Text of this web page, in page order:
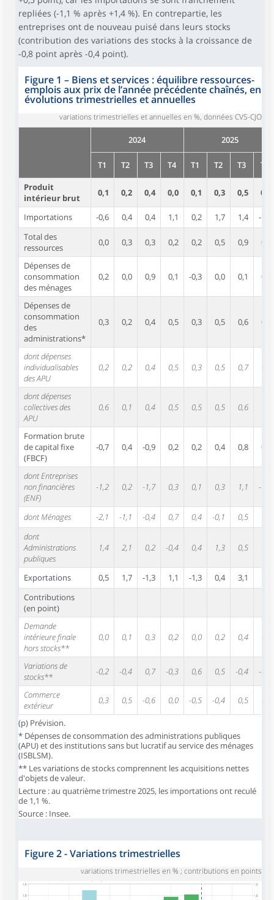
repliées (-1,1 % après +1,4 %). En contrepartie, les
entreprises ont de nouveau puisé dans leurs stocks
(contribution des variations des stocks à la croissance de
-0,8 point après -0,4 point).
Figure 1 – Biens et services : équilibre ressources-
emplois aux prix de l’année précédente chaînés, en
évolutions trimestrielles et annuelles
variations trimestrielles et annuelles en %, données CVS-CJO
2024 2025
T1 T2 T3 T4 T1 T2 T3
T4
Produit
intérieur brut
0,1 0,2 0,4 0,0 0,1 0,3 0,5 0,2
Importations -0,6 0,4 0,4 1,1 0,2 1,7 1,4
-1,1
Total des
ressources
0,0 0,3 0,3 0,2 0,2 0,5 0,9 0,0
Dépenses de
consommation
des ménages
0,2 0,0 0,9 0,1 -0,3 0,0 0,1 0,4
Dépenses de
consommation
des
administrations*
0,3 0,2 0,4 0,5 0,3 0,5 0,6 0,2
dont dépenses
individualisables
des APU
0,2 0,2 0,4 0,5 0,3 0,5 0,7
dont dépenses
collectives des
APU
0,6 0,1 0,4 0,5 0,5 0,5 0,6
Formation brute
de capital fixe
(FBCF)
-0,7 0,4 -0,9 0,2 0,2 0,4 0,8 0,3
dont Entreprises
non financières
(ENF)
-1,2 0,2 -1,7 0,3 0,1 0,3 1,1 -0,1
dont Ménages -2,1 -1,1 -0,4 0,7 0,4 -0,1 0,5
dont
Administrations
publiques
1,4 2,1 0,2 -0,4 0,4 1,3 0,5
Exportations 0,5 1,7 -1,3 1,1 -1,3 0,4 3,1
Contributions
(en point)
Demande
intérieure finale
hors stocks**
0,0 0,1 0,3 0,2 0,0 0,2 0,4
Variations de
stocks**
-0,2 -0,4 0,7 -0,3 0,6 0,5 -0,4 -0,8
Commerce
extérieur
0,3 0,5 -0,6 0,0 -0,5 -0,4 0,5
(p) Prévision.
* Dépenses de consommation des administrations publiques
(APU) et des institutions sans but lucratif au service des ménages
(ISBLSM).
** Les variations de stocks comprennent les acquisitions nettes
d'objets de valeur.
Lecture : au quatrième trimestre 2025, les importations ont reculé
de 1,1 %.
Source : Insee.
Figure 2 - Variations trimestrielles
variations trimestrielles en % ; contributions en points